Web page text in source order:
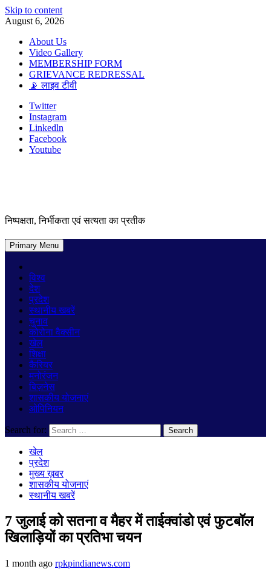
Skip to content
August 6, 2026
About Us
Video Gallery
MEMBERSHIP FORM
GRIEVANCE REDRESSAL
📡 लाइव टीवी
Twitter
Instagram
Linkedln
Facebook
Youtube
निष्पक्षता, निर्भीकता एवं सत्यता का प्रतीक
Primary Menu
विश्व
देश
प्रदेश
स्थानीय खबरें
चुनाव
कोरोना वैक्सीन
खेल
शिक्षा
कैरियर
मनोरंजन
बिज़नेस
शासकीय योजनाएं
ओपिनियन
Search for:
खेल
प्रदेश
मुख्य ख़बर
शासकीय योजनाएं
स्थानीय खबरें
7 जुलाई को सतना व मैहर में ताईक्वांडो एवं फुटबॉल
खिलाड़ियों का प्रतिभा चयन
1 month ago rpkpindianews.com